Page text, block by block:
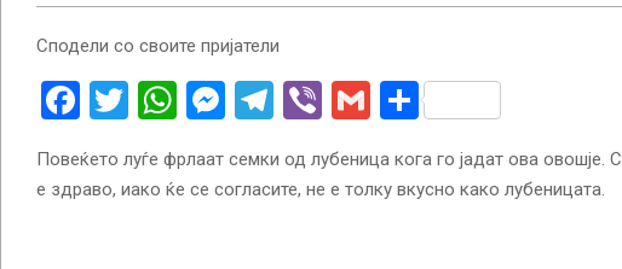
Сподели со своите пријатели
Facebook
Twitter
WhatsApp
Messenger
Telegram
ViberGmailShare
Повеќето луѓе фрлаат семки од лубеница кога го јадат ова овошје.
е здраво, иако ќе се согласите, не е толку вкусно како лубеницата.